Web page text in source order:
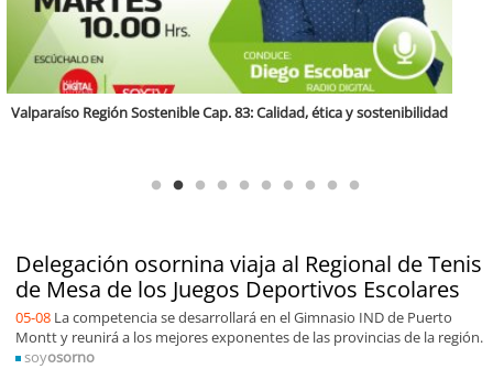
Delegación osornina viaja al Regional de Tenis
de Mesa de los Juegos Deportivos Escolares
05-08 La competencia se desarrollará en el Gimnasio IND de Puerto
Montt y reunirá a los mejores exponentes de las provincias de la región.
soyosorno